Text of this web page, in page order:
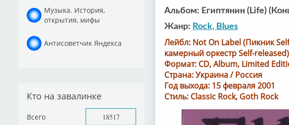
Музыка. История,
открытия, мифы
Антисоветчик Яндекса
Кто на завалинке
Всего 18517
Альбом: Египтянин (Life)
Жанр: Rock, Blues
Лейбл: Not On Label (Пикник
камерный оркестр Self-
Формат: CD, Album, Limited
Страна: Украина / Россия
Год выхода: 15 февраля 2001
Стиль: Classic Rock, Goth Rock